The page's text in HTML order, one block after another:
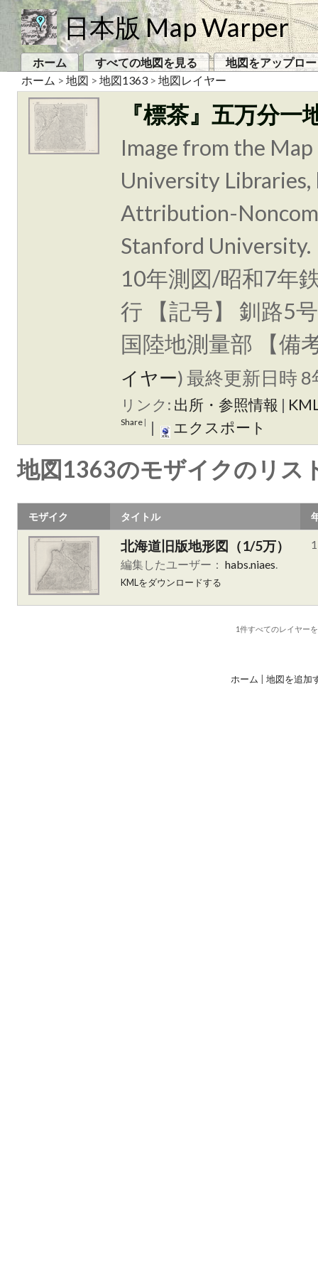
日本版 Map Warper
ホーム すべての地図を見る
地図をアップロ
ホーム > 地図 > 地図1363 > 地図レイヤー
『標茶』五万分一
Image from the
University Libraries,
Attribution-
Stanford
10年測図/昭和7年
行 【記号】 釧路5
国陸地測量部 【備
イヤー) 最終更新日時 8
リンク: 出所・参照情報 |
Share | エクスポート
地図1363のモザイクのリス
モザイク タイトル
北海道旧版地形図（1/5万）
編集したユーザー： habs.niaes
KMLをダウンロードする
1件すべてのレイヤー
ホーム 地図を追加